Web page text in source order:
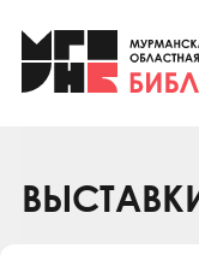
Клуб
Клуб
Коллегам